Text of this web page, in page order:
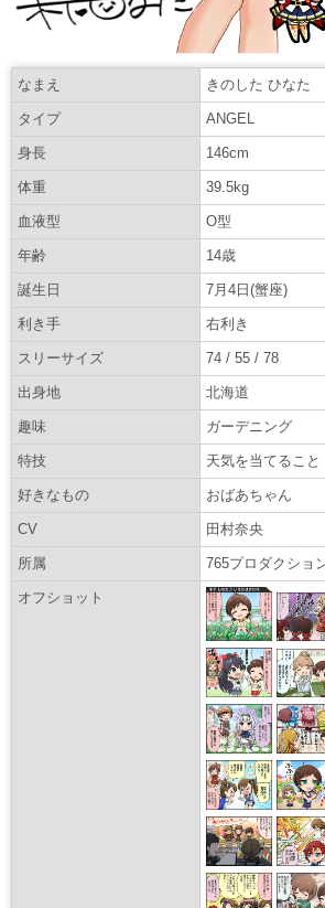
なまえ きのした ひなた
タイプ ANGEL
身長 146cm
体重 39.5kg
血液型 O型
年齢 14歳
誕生日 7月4日(蟹座)
利き手 右利き
スリーサイズ 74 / 55 / 78
出身地 北海道
趣味 ガーデニング
特技 天気を当てること
好きなもの おばあちゃん
CV 田村奈央
所属 765プロダクショ
オフショット